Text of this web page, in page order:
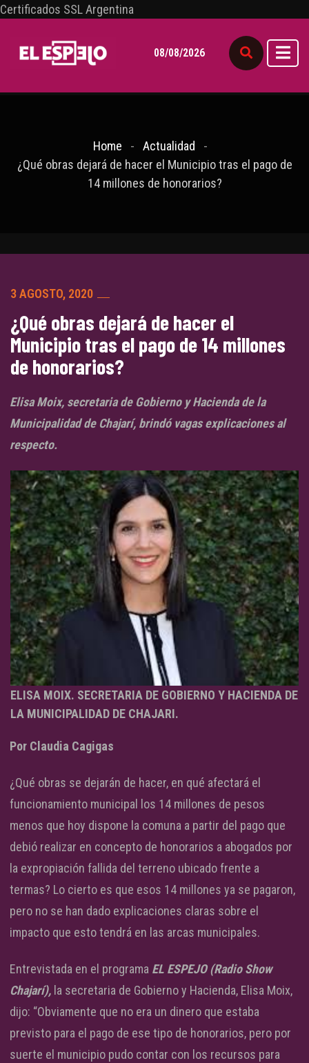
Certificados SSL Argentina
08/08/2026
Home
Actualidad
¿Qué obras dejará de hacer el Municipio tras el pago de
14 millones de honorarios?
3 AGOSTO, 2020
¿Qué obras dejará de hacer el
Municipio tras el pago de 14 millones
de honorarios?
Elisa Moix, secretaria de Gobierno y Hacienda de la
Municipalidad de Chajarí, brindó vagas explicaciones al
respecto.
ELISA MOIX. SECRETARIA DE GOBIERNO Y HACIENDA DE
LA MUNICIPALIDAD DE CHAJARI.
Por Claudia Cagigas
¿Qué obras se dejarán de hacer, en qué afectará el
funcionamiento municipal los 14 millones de pesos
menos que hoy dispone la comuna a partir del pago que
debió realizar en concepto de honorarios a abogados por
la expropiación fallida del terreno ubicado frente a
termas? Lo cierto es que esos 14 millones ya se pagaron,
pero no se han dado explicaciones claras sobre el
impacto que esto tendrá en las arcas municipales.
Entrevistada en el programa EL ESPEJO (Radio Show
Chajarí), la secretaria de Gobierno y Hacienda, Elisa Moix,
dijo: “Obviamente que no era un dinero que estaba
previsto para el pago de ese tipo de honorarios, pero por
suerte el municipio pudo contar con los recursos para